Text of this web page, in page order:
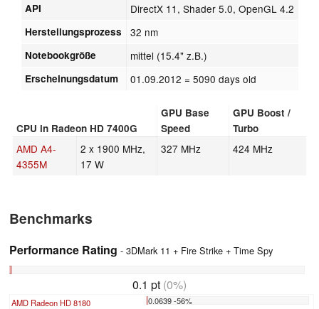
API DirectX 11, Shader 5.0, OpenGL 4.2
Herstellungsprozess 32 nm
Notebookgröße mittel (15.4" z.B.)
Erscheinungsdatum 01.09.2012 = 5090 days old
CPU in Radeon HD 7400G
GPU Base
Speed
GPU Boost /
Turbo
AMD A4-
4355M
2 x 1900 MHz,
17 W
327 MHz 424 MHz
Benchmarks
Performance Rating - 3DMark 11 + Fire Strike + Time Spy
0.1 pt (0%)
AMD Radeon HD 8180 0.0639 -56%